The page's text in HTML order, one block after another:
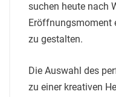
suchen heute nach
Eröffnungsmoment
zu gestalten.
Die Auswahl des
zu einer kreativen